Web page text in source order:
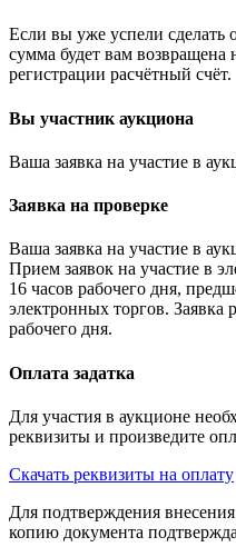
Если вы уже успели сделать
сумма будет вам
регистрации расчётный счёт.
Вы участник аукциона
Ваша заявка на участие в
Заявка на проверке
Ваша заявка на участие в
Прием заявок на участие в
16 часов рабочего дня,
электронных торгов. Заявка
рабочего дня.
Оплата задатка
Для участия в аукционе
реквизиты и произведите
Скачать реквизиты на оплату
Для подтверждения
копию документа